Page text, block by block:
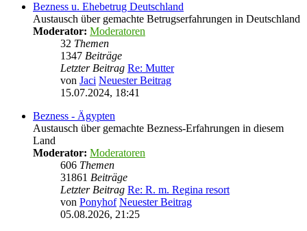
Bezness u. Ehebetrug Deutschland
Austausch über gemachte Betrugserfahrungen in Deutschland
Moderator: Moderatoren
32 Themen
1347 Beiträge
Letzter Beitrag Re: Mutter
von Jaci Neuester Beitrag
15.07.2024, 18:41
Bezness - Ägypten
Austausch über gemachte Bezness-Erfahrungen in diesem
Land
Moderator: Moderatoren
606 Themen
31861 Beiträge
Letzter Beitrag Re: R. m. Regina resort
von Ponyhof Neuester Beitrag
05.08.2026, 21:25